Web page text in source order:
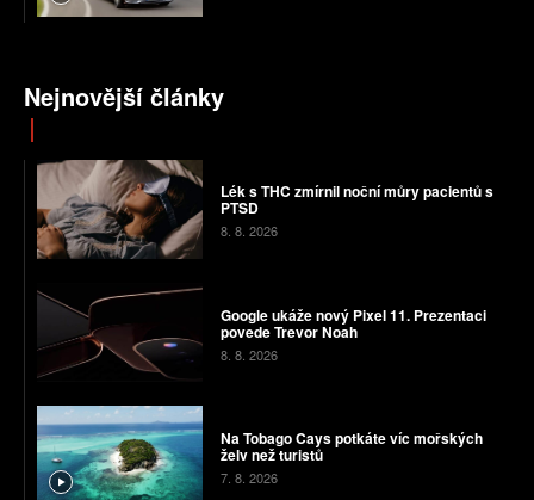
Nejnovější články
Lék s THC zmírnil noční můry pacientů s
PTSD
8. 8. 2026
Google ukáže nový Pixel 11. Prezentaci
povede Trevor Noah
8. 8. 2026
Na Tobago Cays potkáte víc mořských
želv než turistů
7. 8. 2026